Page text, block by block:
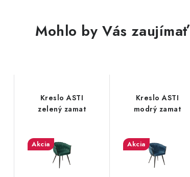
Mohlo by Vás zaujímať
Kreslo ASTI
zelený zamat
Akcia
Kreslo ASTI
modrý zamat
Akcia